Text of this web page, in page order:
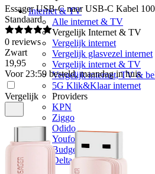
Internet & TV
Alle internet & TV
Vergelijk Internet & TV
Vergelijk internet
Vergelijk glasvezel internet
Vergelijk internet & TV
Vergelijk internet, TV &
5G Klik&Klaar internet
Providers
KPN
Ziggo
Odido
Youfone
Budget Thuis
Delta
Essager USB-C naar USB-C Kabel
Standaard
0 reviews
Zwart
19,95
Voor 23:59 besteld, maandag in huis
Vergelijk